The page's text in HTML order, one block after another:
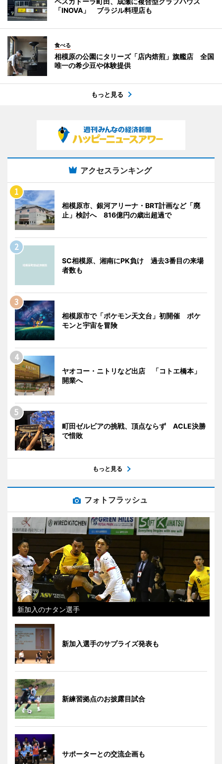
「INOVA」 ブラジル料理店も
食べる
相模原の公園にタリーズ「店内焙煎」旗艦店 全国
唯一の希少豆や体験提供
もっと見る
アクセスランキング
相模原市、銀河アリーナ・BRT計画など「廃
止」検討へ 816億円の歳出超過で
SC相模原、湘南にPK負け 過去3番目の来場
者数も
相模原市で「ポケモン天文台」初開催 ポケ
モンと宇宙を冒険
ヤオコー・ニトリなど出店 「コトエ橋本」
開業へ
町田ゼルビアの挑戦、頂点ならず ACLE決勝
で惜敗
もっと見る
フォトフラッシュ
新加入のナタン選手
新加入選手のサプライズ発表も
新練習拠点のお披露目試合
サポーターとの交流企画も